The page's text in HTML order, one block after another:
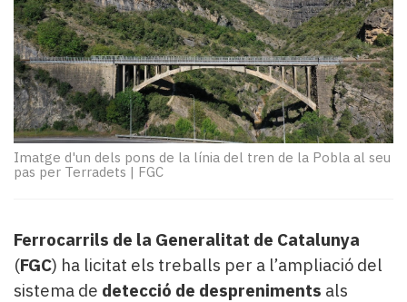
Entrevistes
Enquestes
A
escena!
Dis
la
teva!
Subscriptors
La
Pallars
Contingut
patrocinat
Imatge d'un dels pons de la línia del tren de la Pobla al seu
pas per Terradets | FGC
Ferrocarrils de la Generalitat de Catalunya
(FGC) ha licitat els treballs per a l’ampliació del
sistema de detecció de despreniments als